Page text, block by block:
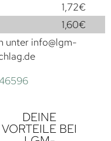
1,72€
1,60€
unter info@lgm-
DEINE
VORTEILE BEI